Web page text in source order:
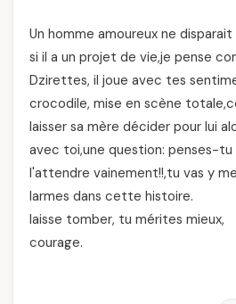
Un homme amoureux ne
si il a un projet de vie,je pense
Dzirettes, il joue avec tes
crocodile, mise en scène
laisser sa mère décider pour lui
avec toi,une question: penses-
l'attendre vainement!!,tu vas y
larmes dans cette histoire.
laisse tomber, tu mérites mieux,
courage.